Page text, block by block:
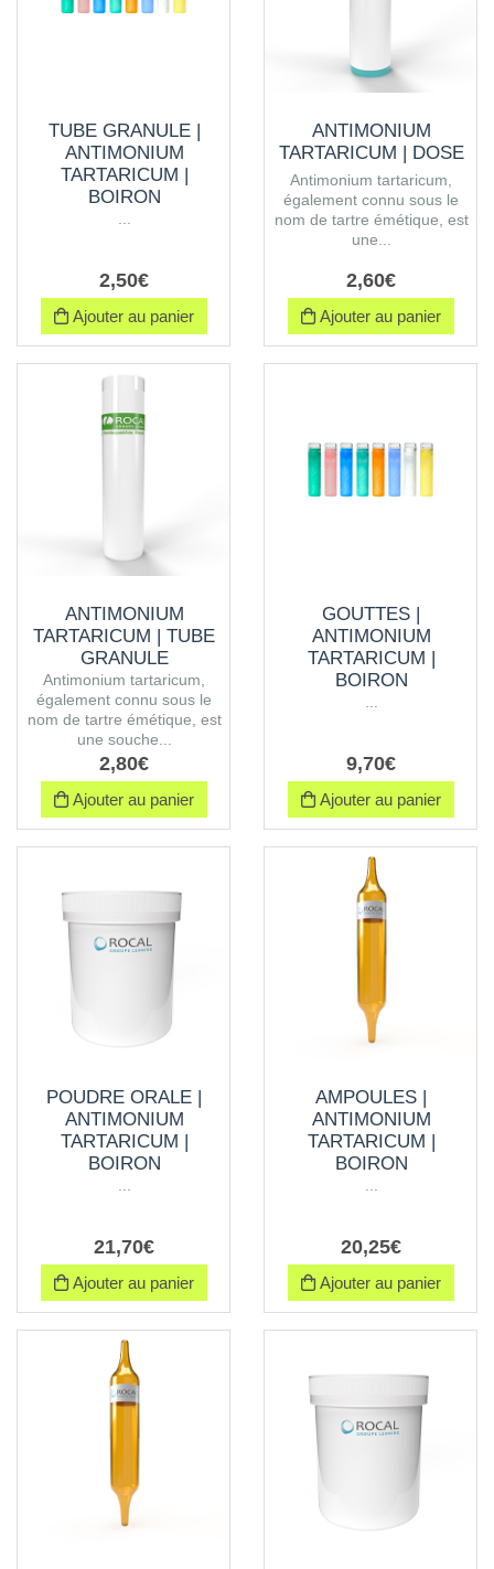
TUBE GRANULE |
ANTIMONIUM
TARTARICUM |
BOIRON
2,50€
Ajouter au panier
ANTIMONIUM
TARTARICUM | DOSE
Antimonium tartaricum,
également connu sous le
nom de tartre émétique, est
une...
2,60€
Ajouter au panier
ANTIMONIUM
TARTARICUM | TUBE
GRANULE
Antimonium tartaricum,
également connu sous le
nom de tartre émétique, est
une souche...
2,80€
Ajouter au panier
GOUTTES |
ANTIMONIUM
TARTARICUM |
BOIRON
9,70€
Ajouter au panier
POUDRE ORALE |
ANTIMONIUM
TARTARICUM |
BOIRON
21,70€
Ajouter au panier
AMPOULES |
ANTIMONIUM
TARTARICUM |
BOIRON
20,25€
Ajouter au panier